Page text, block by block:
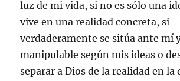
luz de mi vida, si no es sólo una
vive en una realidad concreta, si
verdaderamente se sitúa ante mí
manipulable según mis ideas o
separar a Dios de la realidad en la